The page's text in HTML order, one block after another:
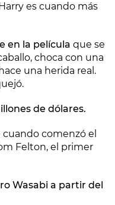
es cuando más
en la película que se
choca con una
una herida real.
de dólares.
comenzó el
Felton, el primer
Wasabi a partir del